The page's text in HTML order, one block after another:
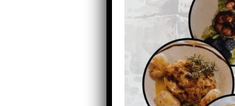
Anterior
Detidos dois
suspeitos de atear
um deles na